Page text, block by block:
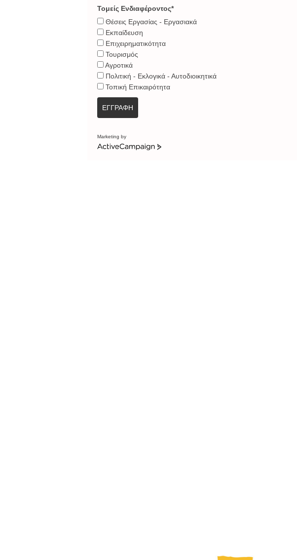
Τομείς Ενδιαφέροντος*
Θέσεις Εργασίας - Εργασιακά
Εκπαίδευση
Επιχειρηματικότητα
Τουρισμός
Αγροτικά
Πολιτική - Εκλογικά - Αυτοδιοικητικά
Τοπική Επικαιρότητα
ΕΓΓΡΑΦΗ
Marketing by